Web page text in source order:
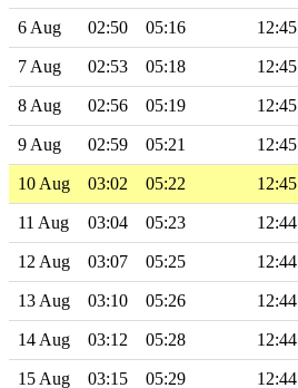
6 Aug 02:50 05:16 12:45
7 Aug 02:53 05:18 12:45
8 Aug 02:56 05:19 12:45
9 Aug 02:59 05:21 12:45
10 Aug 03:02 05:22 12:45
11 Aug 03:04 05:23 12:44
12 Aug 03:07 05:25 12:44
13 Aug 03:10 05:26 12:44
14 Aug 03:12 05:28 12:44
15 Aug 03:15 05:29 12:44